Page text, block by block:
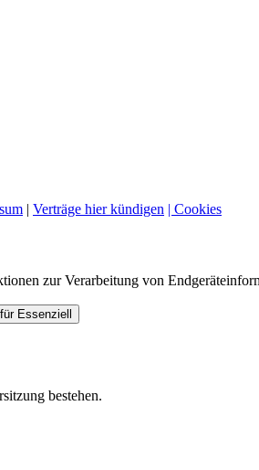
| Verträge hier kündigen | Cookies
zur Verarbeitung von
für Essenziell
bestehen.